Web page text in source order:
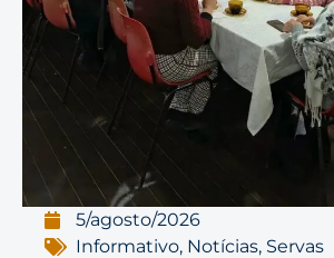
5/agosto/2026
Informativo, Notícias, Servas